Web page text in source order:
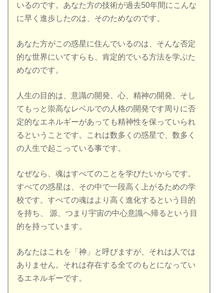
いるのです。あなた方の技術が過去50年間にこんな
に早く進歩したのは、そのためなのです。
あなた方がこの惑星に住んでいるのは、そんな否定
的な世界にいてすらも、肯定的でいる方法を学ぶた
めなのです。
人生の目的は、意識の開発、心、精神の開発、そし
てもっと崇高なレベルでの人格の開発です周りに否
定的なエネルギーがあっても精神性を保っていられ
るということです。これは数多くの惑星で、数多く
の人生で起こっている事です。
なぜなら、魂はすべてのことを学びたいからです。
すべての惑星は、その中で一段高く上がるための学
校です。すべての魂はより高く進化するという目的
を持ち、 源、つまり宇宙の中心意識へ帰るという目
的を持っています。
あなたはこれを「神」と呼びますが、それは人では
ありません。それは存在する全てのもとになってい
るエネルギーです。